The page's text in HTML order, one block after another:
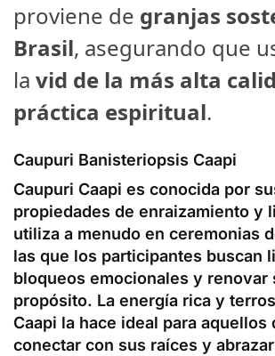
proviene de granjas
Brasil, asegurando que
la vid de la más alta
práctica espiritual.
Caupuri Banisteriopsis Caapi
Caupuri Caapi es conocida por
propiedades de enraizamiento y
utiliza a menudo en ceremonias
las que los participantes buscan
bloqueos emocionales y renovar
propósito. La energía rica y
Caapi la hace ideal para aquellos
conectar con sus raíces y